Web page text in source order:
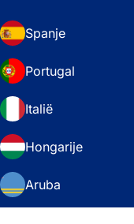
Spanje
Portugal
Italië
Hongarije
Aruba